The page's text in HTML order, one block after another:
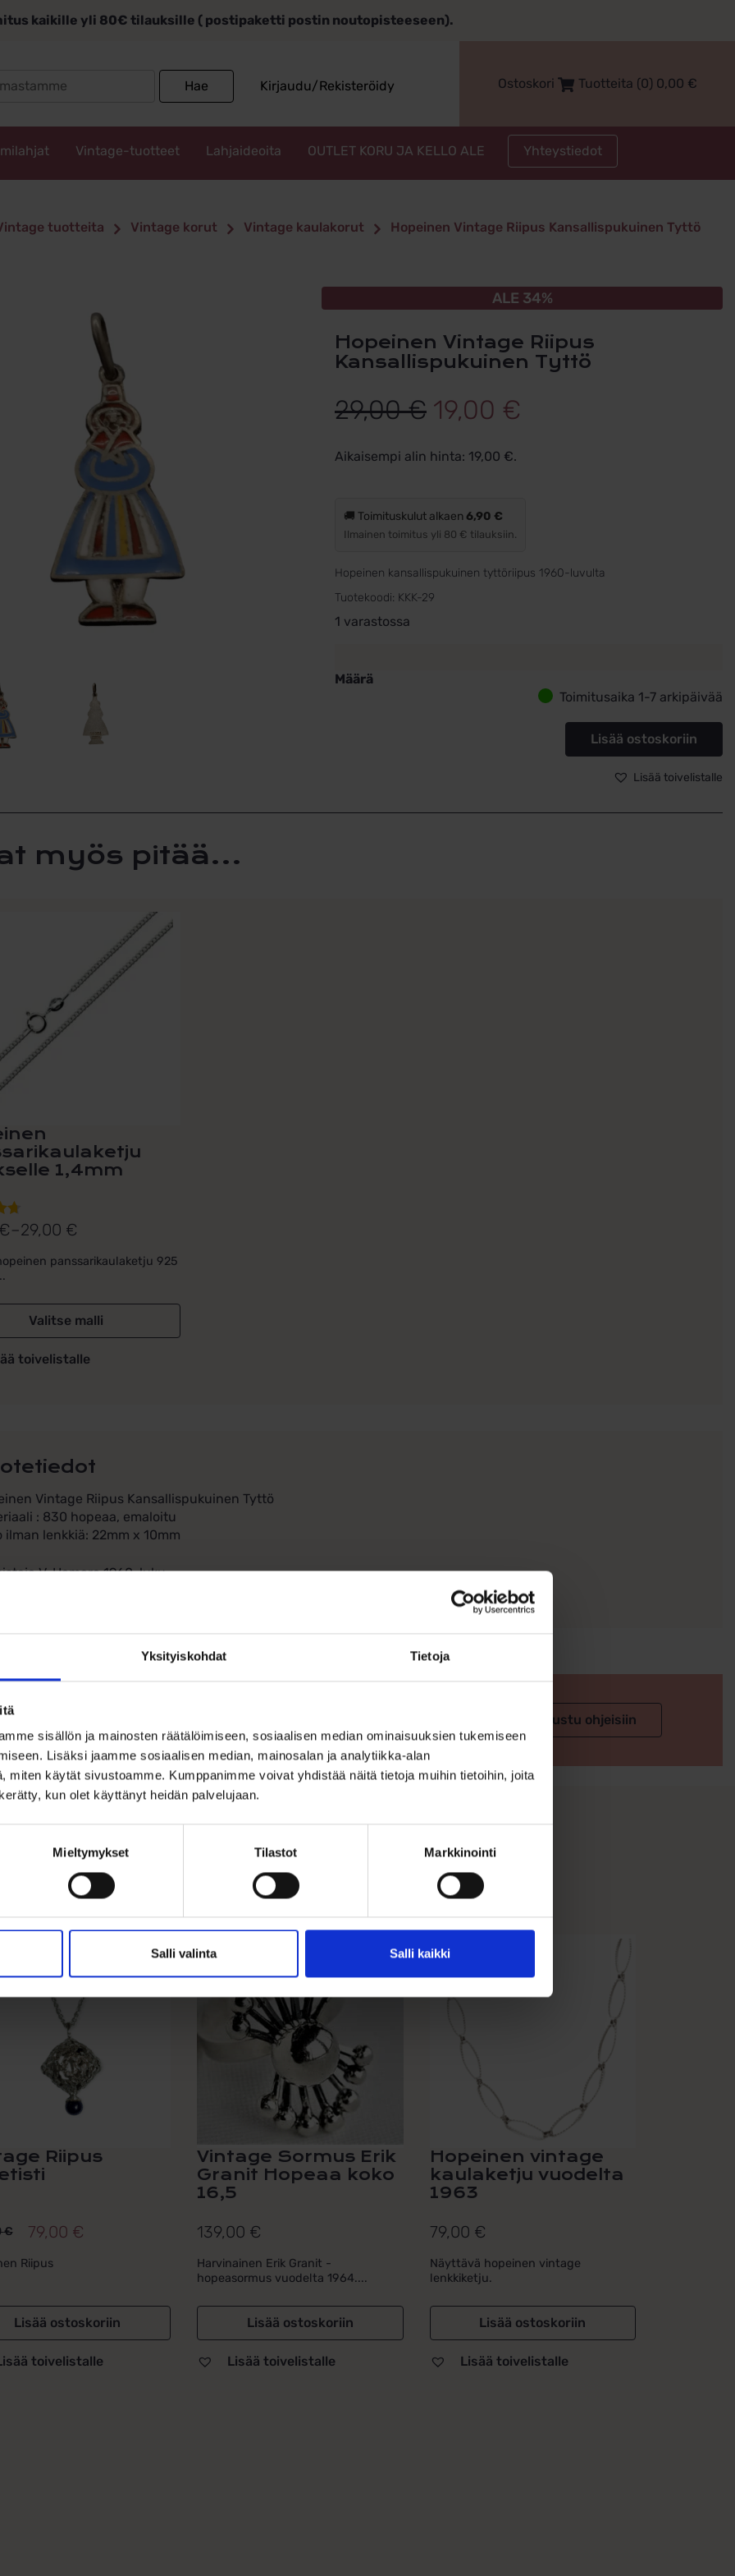
Yksityiskohdat Tietoja
sisällön ja mainosten räätälöimiseen, sosiaalisen median ominaisuuksien tukemiseen
Lisäksi jaamme sosiaalisen median, mainosalan ja analytiikka-alan
miten käytät sivustoamme. Kumppanimme voivat yhdistää näitä tietoja muihin tietoihin, joita
kun olet käyttänyt heidän palvelujaan.
Mieltymykset Tilastot Markkinointi
Salli valinta Salli kaikki
kaikille yli 80€ tilauksille ( postipaketti postin noutopisteeseen).
Hae Kirjaudu/Rekisteröidy Ostoskori Tuotteita (0) 0,00 €
Vintage-tuotteet Lahjaideoita OUTLET KORU JA KELLO ALE Yhteystiedot
tuotteita Vintage korut Vintage kaulakorut Hopeinen Vintage Riipus Kansallispukuinen Tyttö
ALE 34%
Hopeinen Vintage Riipus
Kansallispukuinen Tyttö
29,00€ Alkuperäinen
hinta
29,00 €.
19,00 €
Aikaisempi alin hinta: 19,00 €.
🚚 Toimituskulut alkaen6,90 €
Ilmainen toimitus yli 80 € tilauksiin.
Hopeinen kansallispukuinen tyttöriipus 1960-luvulta
Tuotekoodi: KKK-29
1 varastossa
Määrä
Toimitusaika 1-7 arkipäivää
Lisää ostoskoriin
Lisää toivelistalle
Vintage Riipus Kansallispukuinen Tyttö
: 830 hopeaa, emaloitu
ilman lenkkiä: 22mm x 10mm
V. Hamara 1960-luku
myös pitää...
1,4mm
€–29,00 €
panssarikaulaketju 925
Valitse malli
toivelistalle
Ohjeita sormuksen tai korun koon valintaan Tutustu ohjeisiin
Riipus
€
€.
79,00 €
€.
Riipus
Lisää ostoskoriin
toivelistalle
Vintage Sormus Erik
Granit Hopeaa koko
16,5
139,00 €
Harvinainen Erik Granit -
hopeasormus vuodelta 1964....
Lisää ostoskoriin
Lisää toivelistalle
Hopeinen vintage
kaulaketju vuodelta
1963
79,00 €
Näyttävä hopeinen vintage
lenkkiketju.
Lisää ostoskoriin
Lisää toivelistalle